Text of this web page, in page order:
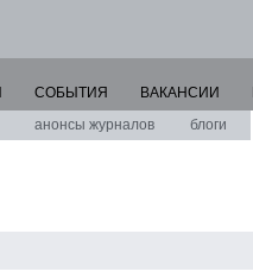
анонсы журналов блоги
СОБЫТИЯ ВАКАНСИИ